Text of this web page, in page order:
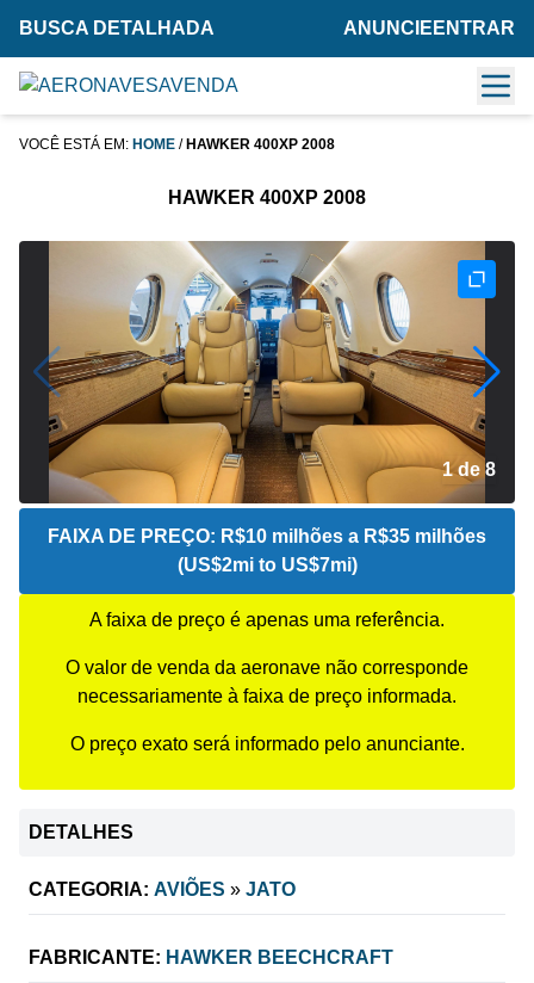
BUSCA DETALHADA ANUNCIE ENTRAR
VOCÊ ESTÁ EM: HOME / HAWKER 400XP 2008
HAWKER 400XP 2008
2 de 8
FAIXA DE PREÇO: R$10 milhões a R$35 milhões
(US$2mi to US$7mi)
A faixa de preço é apenas uma referência.
O valor de venda da aeronave não corresponde
necessariamente à faixa de preço informada.
O preço exato será informado pelo anunciante.
DETALHES
CATEGORIA: AVIÕES » JATO
FABRICANTE: HAWKER BEECHCRAFT